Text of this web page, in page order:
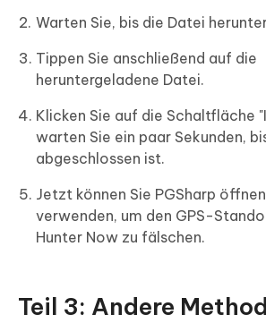
Warten Sie, bis die Datei
Tippen Sie anschließend auf die
heruntergeladene Datei.
Klicken Sie auf die Schaltfläche
warten Sie ein paar Sekunden,
abgeschlossen ist.
Jetzt können Sie PGSharp
verwenden, um den GPS-
Hunter Now zu fälschen.
Teil 3: Andere